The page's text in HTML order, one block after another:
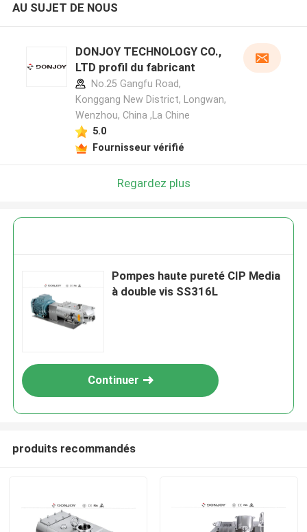
AU SUJET DE NOUS
DONJOY TECHNOLOGY CO.,
LTD profil du fabricant
No.25 Gangfu Road,
Konggang New District, Longwan,
Wenzhou, China ,La Chine
5.0
Fournisseur vérifié
Regardez plus
Pompes haute pureté CIP Media
à double vis SS316L
Continuer
produits recommandés